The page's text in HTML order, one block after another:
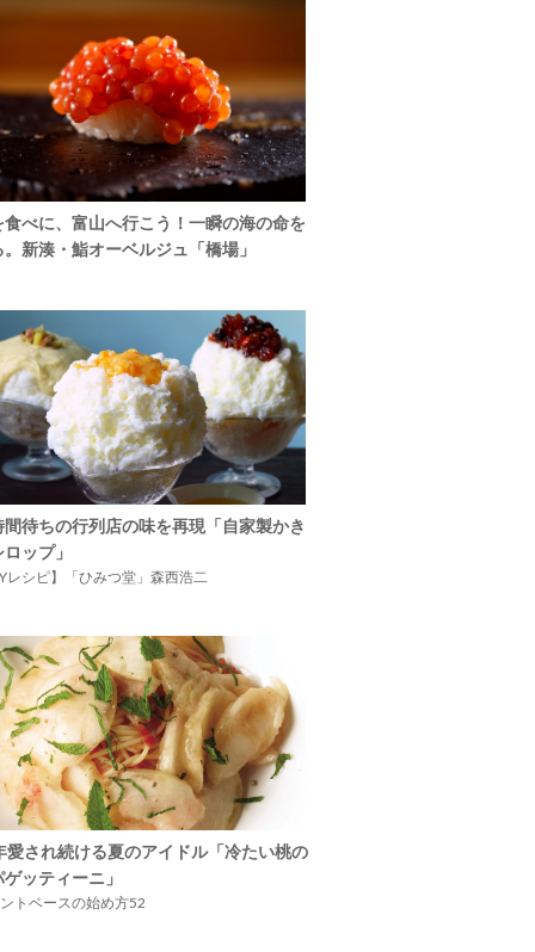
食べに、富山へ行こう！一瞬の海の命を
。新湊・鮨オーベルジュ「橋場」
間待ちの行列店の味を再現「自家製かき
ップ」
レシピ】「ひみつ堂」森西浩二
愛され続ける夏のアイドル「冷たい桃の
ッティーニ」
トベースの始め方52